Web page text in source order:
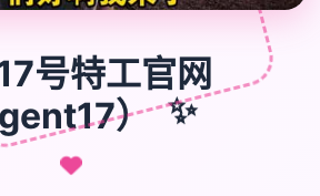
号特工官网
） ✨